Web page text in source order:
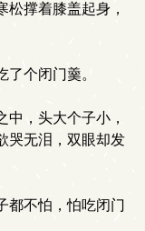
撑着膝盖起身，
个闭门羹。
，头大个子小，
哭无泪，双眼却发
都不怕，怕吃闭门